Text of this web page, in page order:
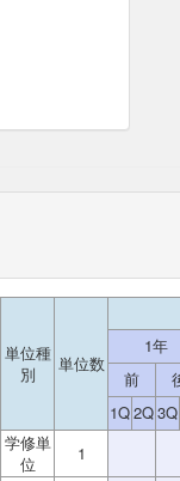
単位種
別
単位数
1年
前
1Q2Q3Q
学修単
位
1